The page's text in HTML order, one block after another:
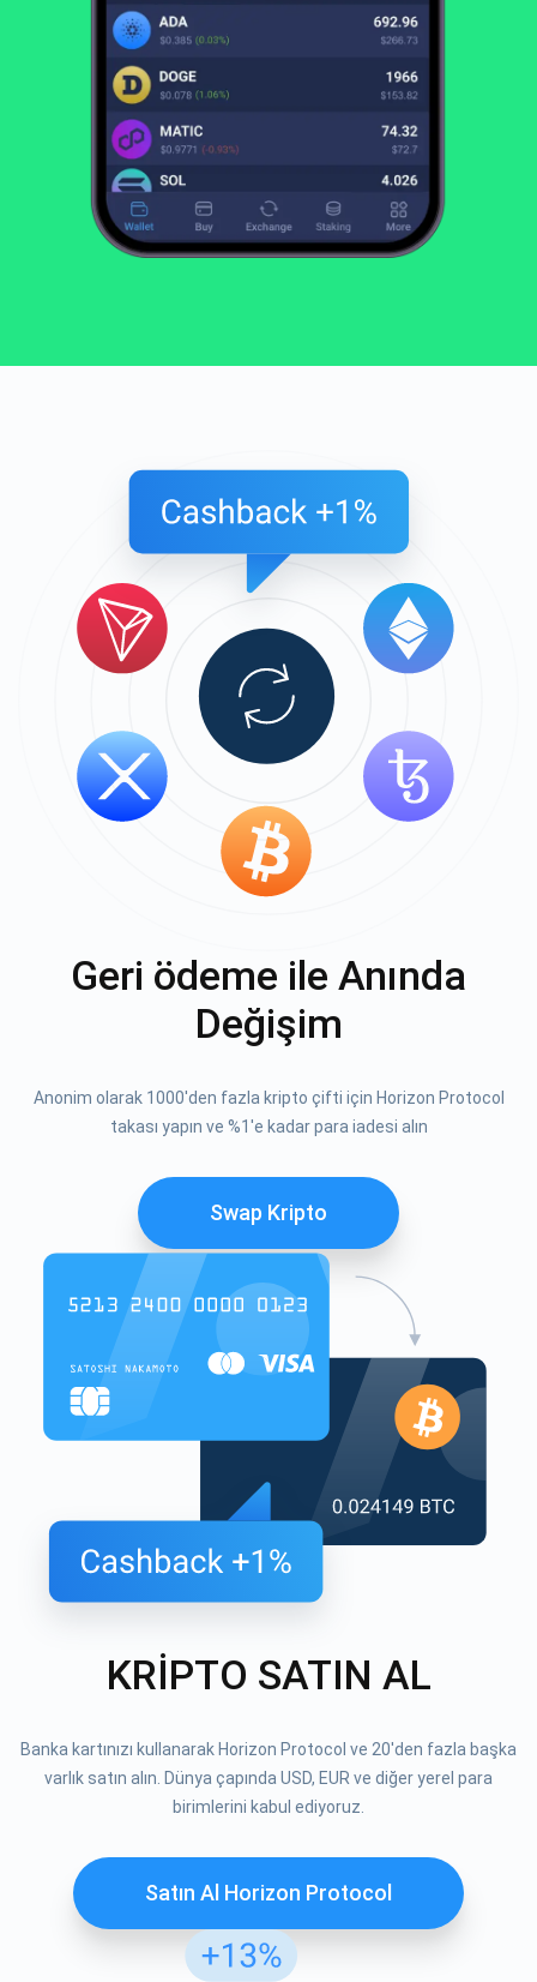
Geri ödeme ile Anında
Değişim
Anonim olarak 1000'den fazla kripto çifti için Horizon Protocol
takası yapın ve %1'e kadar para iadesi alın
Swap Kripto
KRİPTO SATIN AL
Banka kartınızı kullanarak Horizon Protocol ve 20'den fazla başka
varlık satın alın. Dünya çapında USD, EUR ve diğer yerel para
birimlerini kabul ediyoruz.
Satın Al Horizon Protocol